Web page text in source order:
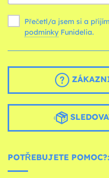
Přečetl/a jsem si a
podmínky Funidelia.
POTŘEBUJETE POMOC?: